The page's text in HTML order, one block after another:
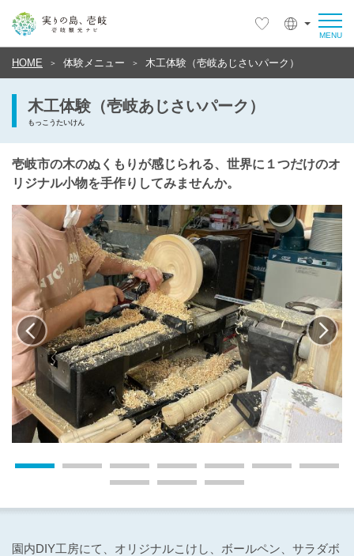
HOME 体験メニュー 木工体験（壱岐あじさいパーク）
木工体験（壱岐あじさいパーク）
もっこうたいけん
壱岐市の木のぬくもりが感じられる、世界に１つだけのオ
リジナル小物を手作りしてみませんか。
園内DIY工房にて、オリジナルこけし、ボールペン、サラダボ